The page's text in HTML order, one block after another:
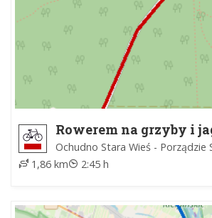
Rowerem na grzyby i
wariant trasa krótka
Ochudno Stara Wieś - Porządzie
1,86 km
2:45 h